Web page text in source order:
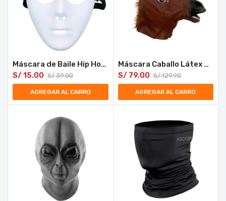
Máscara de Baile Hip Hop Jabbawockeez PVC Halloween
S/39.00
S/15.00
AGREGAR AL CARRO
Máscara Caballo Látex Halloween
S/129.90
S/79.00
AGREGAR AL CARRO